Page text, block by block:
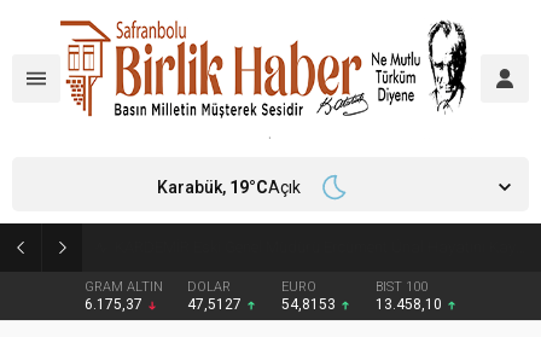
GRAM ALTIN
6.175,37
DOLAR
47,5127
EURO
54,8153
BIST 100
13.458,10
Karabük, 19°CAçık